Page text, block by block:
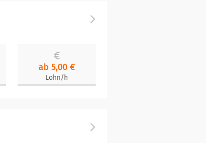
ab 5,00 €
Lohn/h